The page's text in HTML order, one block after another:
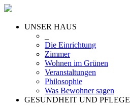
UNSER HAUS
Die Einrichtung
Zimmer
Wohnen im Grünen
Veranstaltungen
Philosophie
Was Bewohner sagen
GESUNDHEIT UND PFLEGE